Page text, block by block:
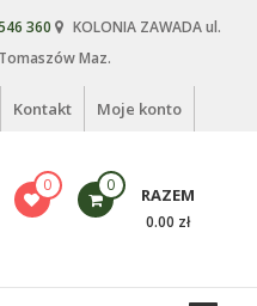
360
KOLONIA ZAWADA ul.
Maz.
Kontakt Moje konto
0 0 RAZEM
0.00 zł